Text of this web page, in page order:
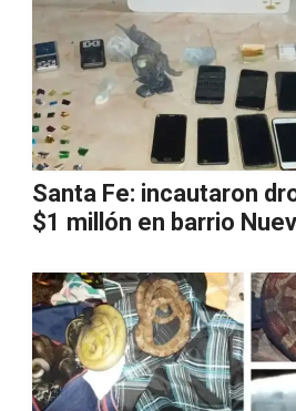
Santa Fe: incautaron
$1 millón en barrio